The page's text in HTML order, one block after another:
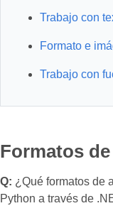
Trabajo con
Formato e
Trabajo con
Formatos
Q: ¿Qué formatos de
Python a través de